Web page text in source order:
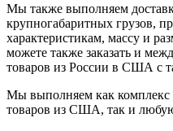
Мы также выполняем
крупногабаритных грузов,
характеристикам, массу и
можете также заказать и
товаров из России в США с
Мы выполняем как комплекс
товаров из США, так и любую